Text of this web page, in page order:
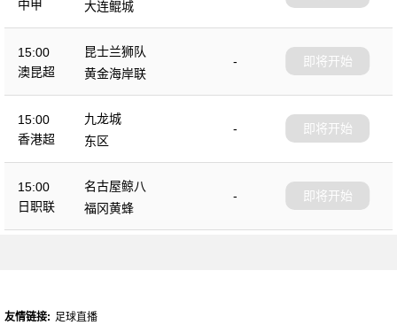
中甲
大连鲲城
15:00
澳昆超
昆士兰狮队
-
黄金海岸联
即将开始
15:00
香港超
九龙城
-
东区
即将开始
15:00
日职联
名古屋鲸八
-
福冈黄蜂
即将开始
友情链接: 足球直播